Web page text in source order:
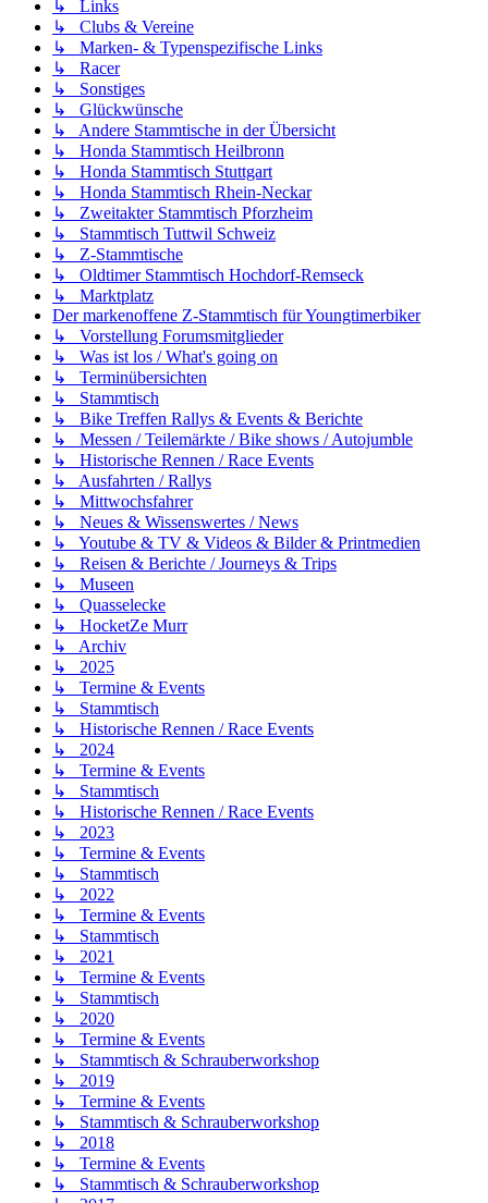
↳ Links
↳ Clubs & Vereine
↳ Marken- & Typenspezifische Links
↳ Racer
↳ Sonstiges
↳ Glückwünsche
↳ Andere Stammtische in der Übersicht
↳ Honda Stammtisch Heilbronn
↳ Honda Stammtisch Stuttgart
↳ Honda Stammtisch Rhein-Neckar
↳ Zweitakter Stammtisch Pforzheim
↳ Stammtisch Tuttwil Schweiz
↳ Z-Stammtische
↳ Oldtimer Stammtisch Hochdorf-Remseck
↳ Marktplatz
Der markenoffene Z-Stammtisch für Youngtimerbiker
↳ Vorstellung Forumsmitglieder
↳ Was ist los / What's going on
↳ Terminübersichten
↳ Stammtisch
↳ Bike Treffen Rallys & Events & Berichte
↳ Messen / Teilemärkte / Bike shows / Autojumble
↳ Historische Rennen / Race Events
↳ Ausfahrten / Rallys
↳ Mittwochsfahrer
↳ Neues & Wissenswertes / News
↳ Youtube & TV & Videos & Bilder & Printmedien
↳ Reisen & Berichte / Journeys & Trips
↳ Museen
↳ Quasselecke
↳ HocketZe Murr
↳ Archiv
↳ 2025
↳ Termine & Events
↳ Stammtisch
↳ Historische Rennen / Race Events
↳ 2024
↳ Termine & Events
↳ Stammtisch
↳ Historische Rennen / Race Events
↳ 2023
↳ Termine & Events
↳ Stammtisch
↳ 2022
↳ Termine & Events
↳ Stammtisch
↳ 2021
↳ Termine & Events
↳ Stammtisch
↳ 2020
↳ Termine & Events
↳ Stammtisch & Schrauberworkshop
↳ 2019
↳ Termine & Events
↳ Stammtisch & Schrauberworkshop
↳ 2018
↳ Termine & Events
↳ Stammtisch & Schrauberworkshop